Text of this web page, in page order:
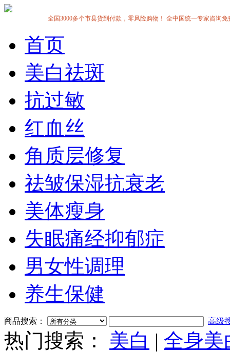
全国3000多个市县货到付款，零风险购物！ 全中国统一专家咨询免
首页
美白祛斑
抗过敏
红血丝
角质层修复
祛皱保湿抗衰老
美体瘦身
失眠痛经抑郁症
男女性调理
养生保健
商品搜索： 高级
热门搜索： 美白 | 全身美